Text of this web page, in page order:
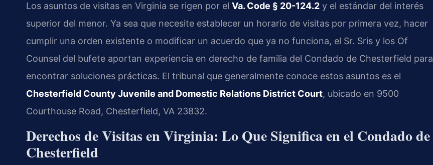
Los asuntos de visitas en Virginia se rigen por el Va. Code § 20-124.2 y el estándar del interés
superior del menor. Ya sea que necesite establecer un horario de visitas por primera vez, hacer
cumplir una orden existente o modificar un acuerdo que ya no funciona, el Sr. Sris y los Of
Counsel del bufete aportan experiencia en derecho de familia del Condado de Chesterfield para
encontrar soluciones prácticas. El tribunal que generalmente conoce estos asuntos es el
Chesterfield County Juvenile and Domestic Relations District Court, ubicado en 9500
Courthouse Road, Chesterfield, VA 23832.
Derechos de Visitas en Virginia: Lo Que Significa en el Condado de
Chesterfield